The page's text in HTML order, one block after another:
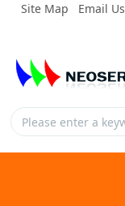
Site Map
Email Us